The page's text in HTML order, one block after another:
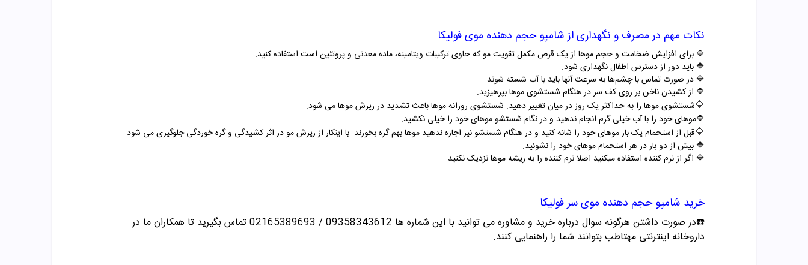
نکات مهم در مصرف و نگهداری ازشامپو حجم دهنده موی فولیکا
🔷 برای افزایش ضخامت و حجم موها از یک قرص مکمل تقویت مو که حاوی ترکیبات ویتامینه، ماده معدنی و پروتئین است استفاده کنید.
🔷 باید دور از دسترس اطفال نگهداری شود.
🔷 در صورت تماس با چشم‌ها به سرعت آنها باید با آب شسته شوند.
🔷 از کشیدن ناخن بر روی کف سر در هنگام شستشوی موها بپرهیزید.
🔷شستشوی موها را به حداکثر یک روز در میان تغییر دهید. شستشوی روزانه موها باعث تشدید در ریزش موها می شود.
🔷موهای خود را با آب خیلی گرم انجام ندهید و در نگام شستشو موهای خود را خیلی نکشید.
🔷قبل از استحمام یک بار موهای خود را شانه کنید و در هنگام شستشو نیز اجازه ندهید موها بهم گره بخورند. با اینکار از ریزش مو در اثر کشیدگی و گره خوردگی جلوگیری می شود.
🔷 بیش از دو بار در هر استحمام موهای خود را نشوئید.
🔷 اگر از نرم کننده استفاده میکنید اصلا نرم کننده را به ریشه موها نزدیک نکنید.
خرید شامپو حجم دهنده موی سر فولیکا
☎️در صورت داشتن هرگونه سوال درباره خرید و مشاوره می توانید با این شماره ها 09358343612 / 02165389693
تماس بگیرید تا همکاران ما در
داروخانه اینترنتی مهتاطب بتوانند شما را راهنمایی کنند.